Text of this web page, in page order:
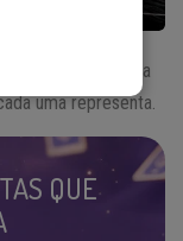
borboleta preta
uma representa.
QUE